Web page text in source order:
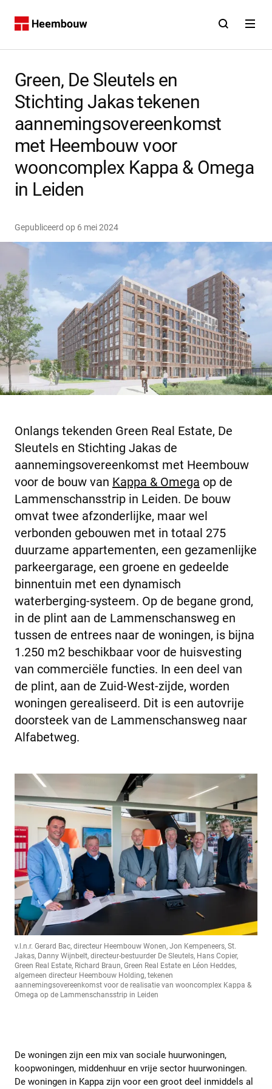
Home Open Open
Contact
Green, De Sleutels en
Stichting Jakas tekenen
aannemingsovereenkomst
met Heembouw voor
wooncomplex Kappa & Omega
in Leiden
Gepubliceerd op 6 mei 2024
Onlangs tekenden Green Real Estate, De
Sleutels en Stichting Jakas de
aannemingsovereenkomst met Heembouw
voor de bouw van Kappa & Omega op de
Lammenschansstrip in Leiden. De bouw
omvat twee afzonderlijke, maar wel
verbonden gebouwen met in totaal 275
duurzame appartementen, een gezamenlijke
parkeergarage, een groene en gedeelde
binnentuin met een dynamisch
waterberging-systeem. Op de begane grond,
in de plint aan de Lammenschansweg en
tussen de entrees naar de woningen, is bijna
1.250 m2 beschikbaar voor de huisvesting
van commerciële functies. In een deel van
de plint, aan de Zuid-West-zijde, worden
woningen gerealiseerd. Dit is een autovrije
doorsteek van de Lammenschansweg naar
Alfabetweg.
v.l.n.r. Gerard Bac, directeur Heembouw Wonen, Jon Kempeneers, St.
Jakas, Danny Wijnbelt, directeur-bestuurder De Sleutels, Hans Copier,
Green Real Estate, Richard Braun, Green Real Estate en Léon Heddes,
algemeen directeur Heembouw Holding, tekenen
aannemingsovereenkomst voor de realisatie van wooncomplex Kappa &
Omega op de Lammenschansstrip in Leiden
De woningen zijn een mix van sociale huurwoningen,
koopwoningen, middenhuur en vrije sector huurwoningen.
De woningen in Kappa zijn voor een groot deel inmiddels al